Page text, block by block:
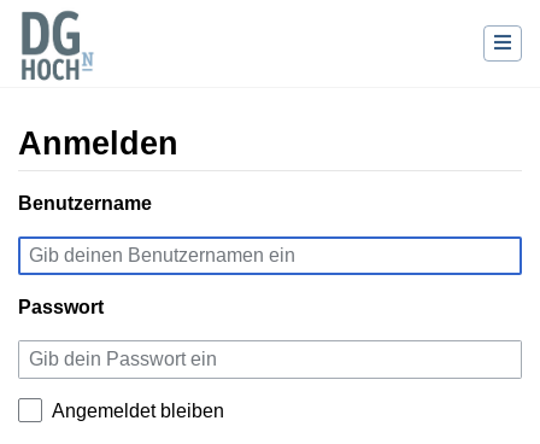
Anmelden
Wechseln zu:Navigation
Benutzername
Passwort
Angemeldet bleiben